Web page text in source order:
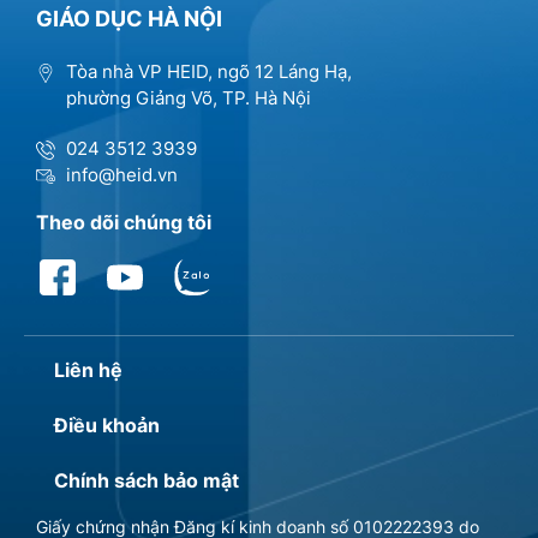
GIÁO DỤC HÀ NỘI
Tòa nhà VP HEID, ngõ 12 Láng Hạ,
phường Giảng Võ, TP. Hà Nội
024 3512 3939
info@heid.vn
Theo dõi chúng tôi
Liên hệ
Điều khoản
Chính sách bảo mật
Giấy chứng nhận Đăng kí kinh doanh số 0102222393 do